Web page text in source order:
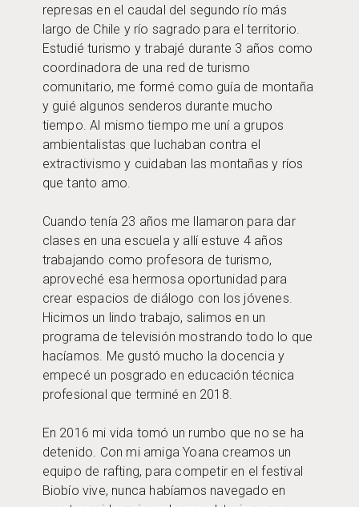
represas en el caudal del segundo río más
largo de Chile y río sagrado para el territorio.
Estudié turismo y trabajé durante 3 años como
coordinadora de una red de turismo
comunitario, me formé como guía de montaña
y guié algunos senderos durante mucho
tiempo. Al mismo tiempo me uní a grupos
ambientalistas que luchaban contra el
extractivismo y cuidaban las montañas y ríos
que tanto amo.
Cuando tenía 23 años me llamaron para dar
clases en una escuela y allí estuve 4 años
trabajando como profesora de turismo,
aproveché esa hermosa oportunidad para
crear espacios de diálogo con los jóvenes.
Hicimos un lindo trabajo, salimos en un
programa de televisión mostrando todo lo que
hacíamos. Me gustó mucho la docencia y
empecé un posgrado en educación técnica
profesional que terminé en 2018.
En 2016 mi vida tomó un rumbo que no se ha
detenido. Con mi amiga Yoana creamos un
equipo de rafting, para competir en el festival
Biobío vive, nunca habíamos navegado en